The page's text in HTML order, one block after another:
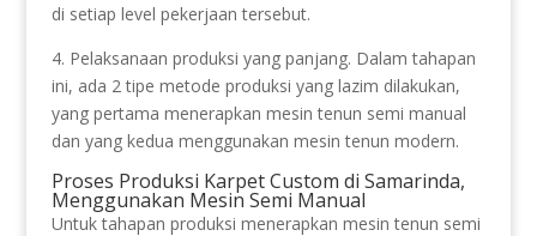
di setiap level pekerjaan tersebut.
4. Pelaksanaan produksi yang panjang. Dalam tahapan
ini, ada 2 tipe metode produksi yang lazim dilakukan,
yang pertama menerapkan mesin tenun semi manual
dan yang kedua menggunakan mesin tenun modern.
Proses Produksi Karpet Custom di Samarinda,
Menggunakan Mesin Semi Manual
Untuk tahapan produksi menerapkan mesin tenun semi